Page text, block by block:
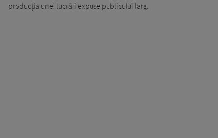
producția unei lucrări expuse publicului larg.